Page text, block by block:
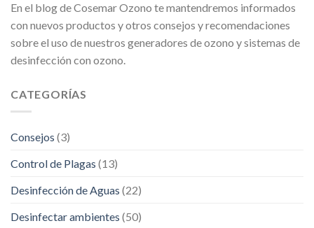
En el blog de Cosemar Ozono te mantendremos informados
con nuevos productos y otros consejos y recomendaciones
sobre el uso de nuestros generadores de ozono y sistemas de
desinfección con ozono.
CATEGORÍAS
Consejos (3)
Control de Plagas (13)
Desinfección de Aguas (22)
Desinfectar ambientes (50)